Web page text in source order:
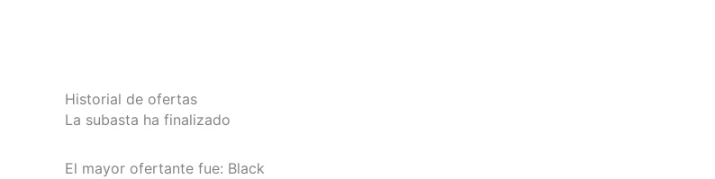
Historial de ofertas
La subasta ha finalizado
El mayor ofertante fue: Black